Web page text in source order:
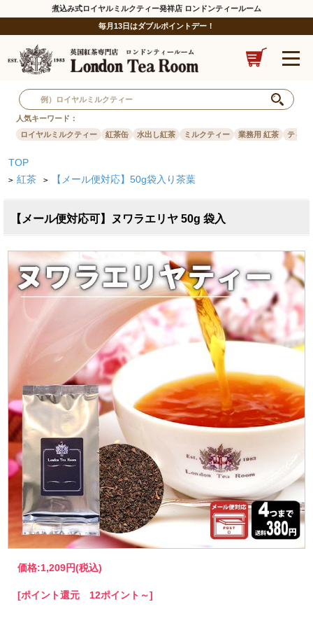
煮込み式ロイヤルミルクティー発祥店 ロンドンティールーム
毎月13日はダブルポイントデー！
人気キーワード：
ロイヤルミルクティー
紅茶缶 水出し紅茶 ミルクティー 業務用 紅茶 ティー
TOP
> 紅茶 > 【メール便対応】50g袋入り茶葉
【メール便対応可】ヌワラエリヤ 50g 袋入
価格:1,209円(税込)
[ポイント還元 12ポイント～]